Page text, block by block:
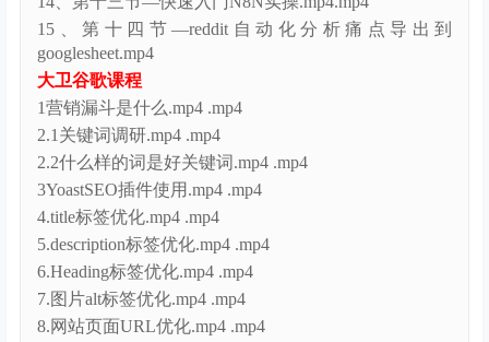
15、第十四节—reddit自动化分析痛点导出到
googlesheet.mp4
大卫谷歌课程
1营销漏斗是什么.mp4 .mp4
2.1关键词调研.mp4 .mp4
2.2什么样的词是好关键词.mp4 .mp4
3YoastSEO插件使用.mp4 .mp4
4.title标签优化.mp4 .mp4
5.description标签优化.mp4 .mp4
6.Heading标签优化.mp4 .mp4
7.图片alt标签优化.mp4 .mp4
8.网站页面URL优化.mp4 .mp4